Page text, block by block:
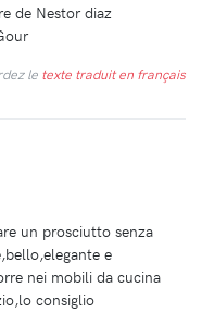
de Nestor diaz
le texte traduit en français
un prosciutto senza
e
nei mobili da cucina
consiglio